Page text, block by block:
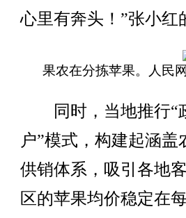
心里有奔头！”张小红
果农在分拣苹果。人民
同时，当地推行“
户”模式，构建起涵
供销体系，吸引各地
区的苹果均价稳定在